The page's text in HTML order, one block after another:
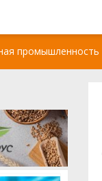
промышленность